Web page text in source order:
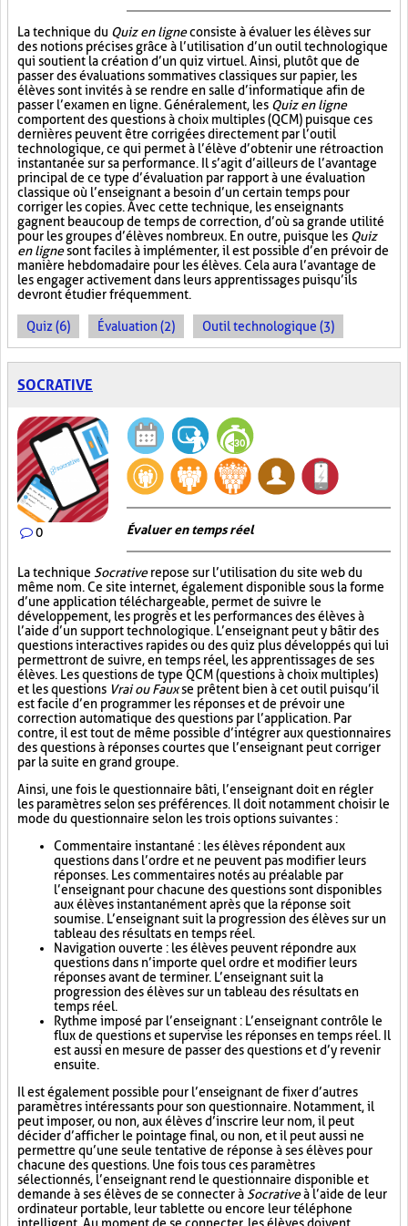
La technique du Quiz en ligneconsiste à évaluer les élèves sur
des notions précises grâce à l’utilisation d’un outil technologique
qui soutient la création d’un quiz virtuel. Ainsi, plutôt que de
passer des évaluations sommatives classiques sur papier, les
élèves sont invités à se rendre en salle d’informatique afin de
passer l’examen en ligne. Généralement, les Quiz en ligne
comportent des questions à choix multiples (QCM) puisque ces
dernières peuvent être corrigées directement par l’outil
technologique, ce qui permet à l’élève d’obtenir une rétroaction
instantanée sur sa performance. Il s’agit d’ailleurs de l’avantage
principal de ce type d’évaluation par rapport à une évaluation
classique où l’enseignant a besoin d’un certain temps pour
corriger les copies. Avec cette technique, les enseignants
gagnent beaucoup de temps de correction, d’où sa grande utilité
pour les groupes d’élèves nombreux. En outre, puisque les Quiz
en lignesont faciles à implémenter, il est possible d’en prévoir de
manière hebdomadaire pour les élèves. Cela aura l’avantage de
les engager activement dans leurs apprentissages puisqu’ils
devront étudier fréquemment.
Quiz (6) Évaluation (2) Outil technologique (3)
SOCRATIVE
0 Évaluer en temps réel
La technique Socrativerepose sur l’utilisation du site web du
même nom. Ce site internet, également disponible sous la forme
d’une application téléchargeable, permet de suivre le
développement, les progrès et les performances des élèves à
l’aide d’un support technologique. L’enseignant peut y bâtir des
questions interactives rapides ou des quiz plus développés qui lui
permettront de suivre, en temps réel, les apprentissages de ses
élèves. Les questions de type QCM (questions à choix multiples)
et les questions Vrai ou Fauxse prêtent bien à cet outil puisqu’il
est facile d’en programmer les réponses et de prévoir une
correction automatique des questions par l’application. Par
contre, il est tout de même possible d’intégrer aux questionnaires
des questions à réponses courtes que l’enseignant peut corriger
par la suite en grand groupe.
Ainsi, une fois le questionnaire bâti, l’enseignant doit en régler
les paramètres selon ses préférences. Il doit notamment choisir le
mode du questionnaire selon les trois options suivantes :
Commentaire instantané : les élèves répondent aux
questions dans l’ordre et ne peuvent pas modifier leurs
réponses. Les commentaires notés au préalable par
l’enseignant pour chacune des questions sont disponibles
aux élèves instantanément après que la réponse soit
soumise. L’enseignant suit la progression des élèves sur un
tableau des résultats en temps réel.
Navigation ouverte : les élèves peuvent répondre aux
questions dans n’importe quel ordre et modifier leurs
réponses avant de terminer. L’enseignant suit la
progression des élèves sur un tableau des résultats en
temps réel.
Rythme imposé par l’enseignant : L’enseignant contrôle le
flux de questions et supervise les réponses en temps réel. Il
est aussi en mesure de passer des questions et d’y revenir
ensuite.
Il est également possible pour l’enseignant de fixer d’autres
paramètres intéressants pour son questionnaire. Notamment, il
peut imposer, ou non, aux élèves d’inscrire leur nom, il peut
décider d’afficher le pointage final, ou non, et il peut aussi ne
permettre qu’une seule tentative de réponse à ses élèves pour
chacune des questions. Une fois tous ces paramètres
sélectionnés, l’enseignant rend le questionnaire disponible et
demande à ses élèves de se connecter à Socrativeà l’aide de leur
ordinateur portable, leur tablette ou encore leur téléphone